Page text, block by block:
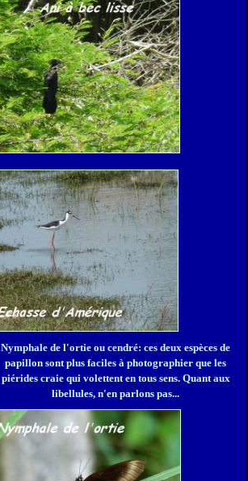
Nymphale de l'ortie ou cendré: ces deux espèces de
papillon sont plus faciles à photographier que les
piérides craie qui volettent en tous sens. Quant aux
libellules, n'en parlons pas...